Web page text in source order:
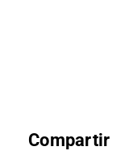
Compartir